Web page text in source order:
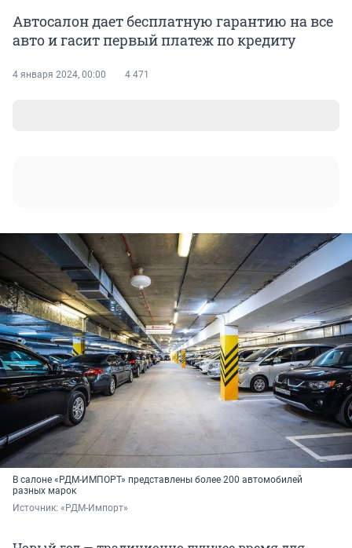
Автосалон дает бесплатную гарантию на все
авто и гасит первый платеж по кредиту
4 января 2024, 00:00 4 471
В салоне «РДМ-ИМПОРТ» представлены более 200 автомобилей
разных марок
Источник: «РДМ-Импорт»